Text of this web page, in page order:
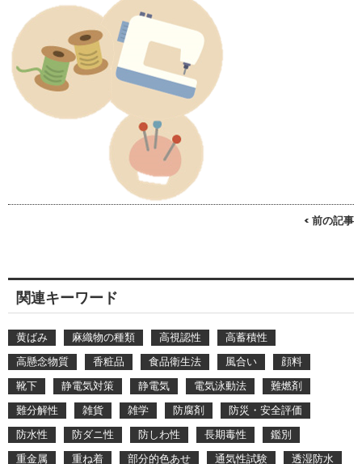
< 前の記事
関連キーワード
黄ばみ 麻織物の種類 高視認性
高蓄積性
高懸念物質
香粧品 食品衛生法 風合い
顔料
靴下
静電気対策 静電気 電気泳動法
難燃剤
難分解性
雑貨 雑学 防腐剤
防災・安全評価
防水性
防ダニ性 防しわ性 長期毒性
鑑別
重金属
重ね着 部分的色あせ 通気性試験
透湿防水